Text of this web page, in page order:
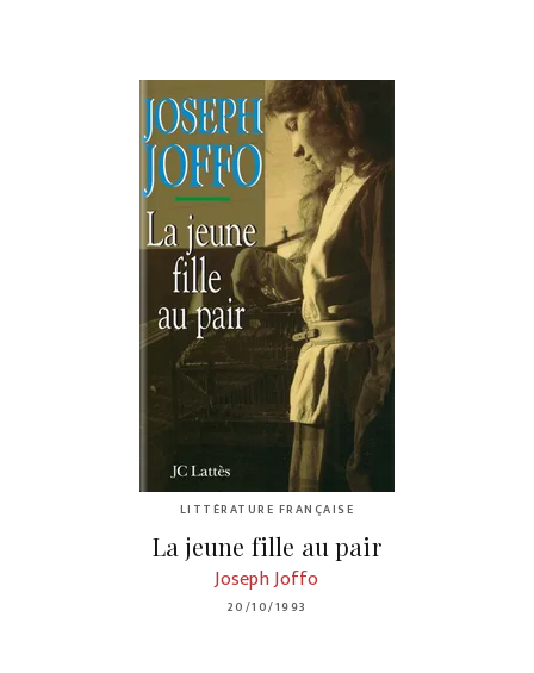
LITTÉRATURE FRANÇAISE
La jeune fille au pair
Joseph Joffo
20/10/1993